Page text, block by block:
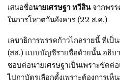
เสนอชื่อนายเศรษฐา ทวีสินจากพรร
ในการโหวตวันอังคาร (22 ส.ค.)
เลขาธิการพรรคก้าวไกลรายนี้ ที่เ
(สส.) แบบบัญชีรายชื่อด้วยนั้น อธิบา
ชอบต่อนายเศรษฐาเป็นเพราะขัด
ไปกาบัตรเลือกตั้งเพราะต้องการเ